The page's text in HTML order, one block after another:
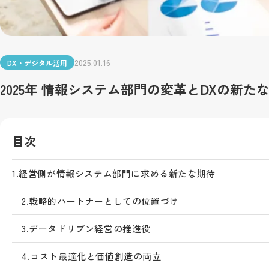
DX・デジタル活用 2025.01.16
2025年 情報システム部門の変革とDXの新た
目次
1.経営側が情報システム部門に求める新たな期待
2.戦略的パートナーとしての位置づけ
3.データドリブン経営の推進役
4.コスト最適化と価値創造の両立